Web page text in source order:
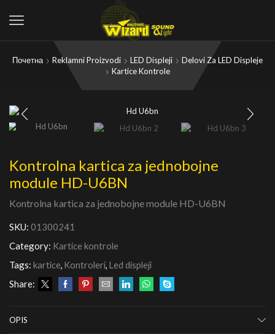
Почетна Reklamni Proizvodi LED Displeji
Delovi Za LED Displeje
Kartice Kontrole
Kontrolna kartica za jednobojne
module HD-U6BN
Kontrolna kartica za jednobojne module HD-U6BN
SKU: 01300241
Category: Kartice kontrole
Tags: kartice, Kontroleri, Led displeji
Share:
OPIS